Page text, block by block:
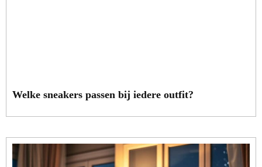
Welke sneakers passen bij iedere outfit?